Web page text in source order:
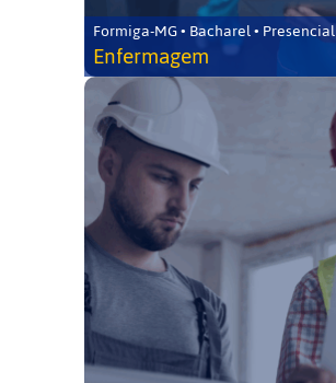
Formiga-MG • Bacharel • Presencial
Enfermagem